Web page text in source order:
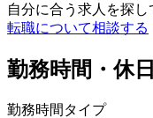
自分に合う求人を探し
転職について相談する
勤務時間・休日
勤務時間タイプ